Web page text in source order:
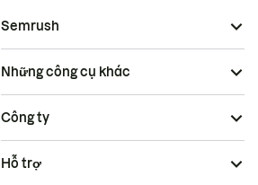
Semrush
Những công cụ khác
Công ty
Hỗ trợ